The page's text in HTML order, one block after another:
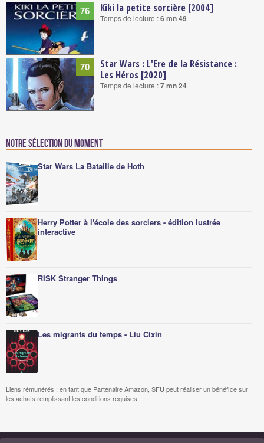
76 Kiki la petite sorcière [2004]
Temps de lecture :6 mn 49
70
Star Wars : L'Ere de la Résistance :
Les Héros [2020]
Temps de lecture :7 mn 24
Notre sélection du moment
Star Wars La Bataille de Hoth
Herry Potter à l'école des sorciers - édition lustrée
interactive
RISK Stranger Things
Les migrants du temps - Liu Cixin
Liens rémunérés : en tant que Partenaire Amazon, SFU peut réaliser un bénéfice sur
les achats remplissant les conditions requises.